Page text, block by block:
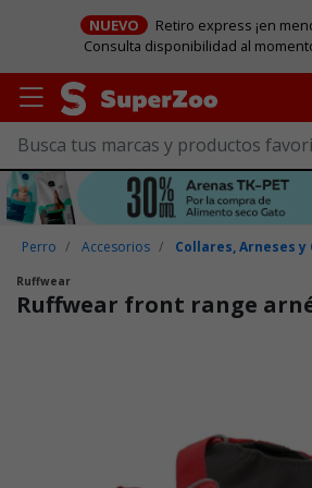
NUEVO
Retiro express ¡en
Consulta disponibilidad al
Perro Accesorios Collares, Arneses y
Ruffwear
Ruffwear front range